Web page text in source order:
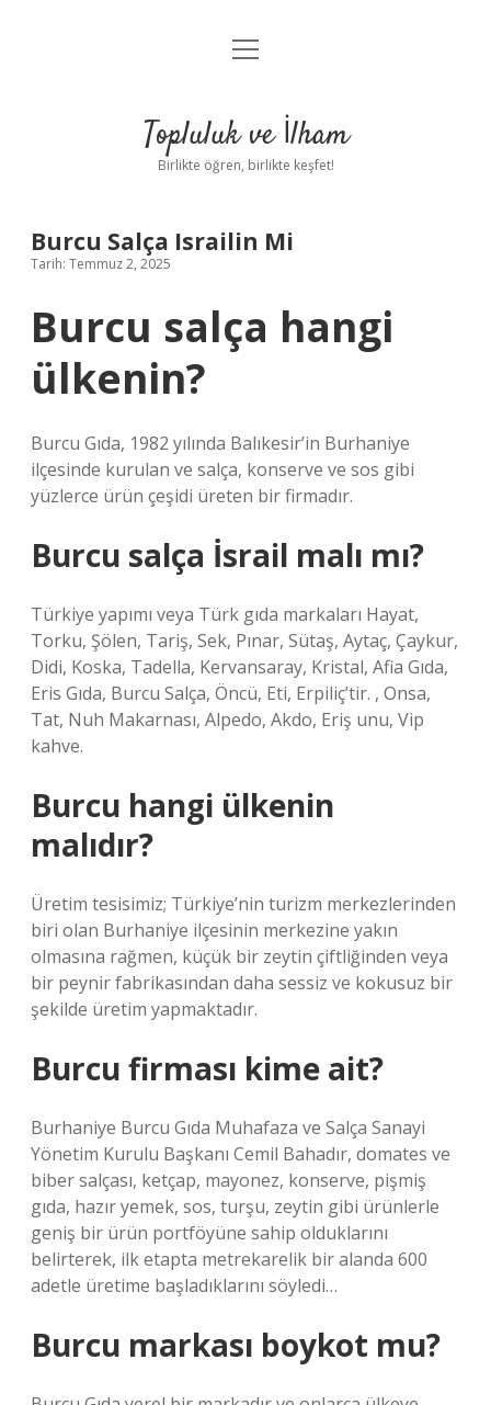
Anasayfa
Yasal Uyarı
menüyü
Topluluk ve İlham
Birlikte öğren, birlikte keşfet!
Burcu Salça Israilin Mi
Tarih: Temmuz 2, 2025
Burcu salça hangi
ülkenin?
Burcu Gıda, 1982 yılında Balıkesir’in Burhaniye
ilçesinde kurulan ve salça, konserve ve sos gibi
yüzlerce ürün çeşidi üreten bir firmadır.
Burcu salça İsrail malı mı?
Türkiye yapımı veya Türk gıda markaları Hayat,
Torku, Şölen, Tariş, Sek, Pınar, Sütaş, Aytaç, Çaykur,
Didi, Koska, Tadella, Kervansaray, Kristal, Afia Gıda,
Eris Gıda, Burcu Salça, Öncü, Eti, Erpiliç’tir. , Onsa,
Tat, Nuh Makarnası, Alpedo, Akdo, Eriş unu, Vip
kahve.
Burcu hangi ülkenin
malıdır?
Üretim tesisimiz; Türkiye’nin turizm merkezlerinden
biri olan Burhaniye ilçesinin merkezine yakın
olmasına rağmen, küçük bir zeytin çiftliğinden veya
bir peynir fabrikasından daha sessiz ve kokusuz bir
şekilde üretim yapmaktadır.
Burcu firması kime ait?
Burhaniye Burcu Gıda Muhafaza ve Salça Sanayi
Yönetim Kurulu Başkanı Cemil Bahadır, domates ve
biber salçası, ketçap, mayonez, konserve, pişmiş
gıda, hazır yemek, sos, turşu, zeytin gibi ürünlerle
geniş bir ürün portföyüne sahip olduklarını
belirterek, ilk etapta metrekarelik bir alanda 600
adetle üretime başladıklarını söyledi…
Burcu markası boykot mu?